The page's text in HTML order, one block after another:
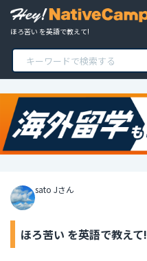
ほろ苦い を英語で教えて!
sato Jさん
ほろ苦い を英語で教えて!